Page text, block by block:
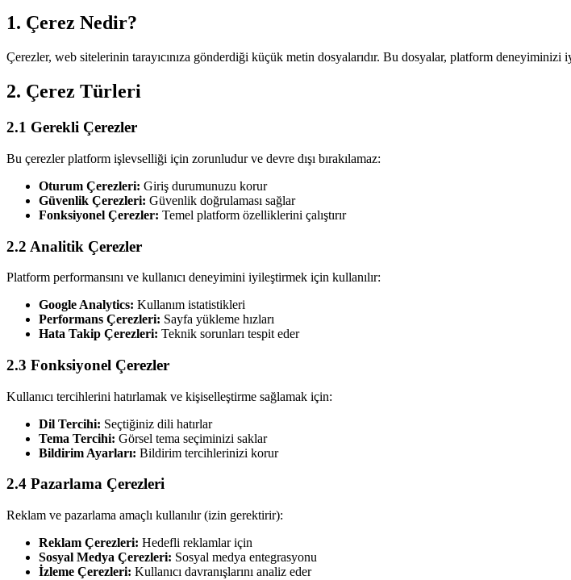
1. Çerez Nedir?
Çerezler, web sitelerinin tarayıcınıza gönderdiği küçük metin dosyalarıdır. Bu dosyalar, platform
2. Çerez Türleri
2.1 Gerekli Çerezler
Bu çerezler platform işlevselliği için zorunludur ve devre dışı bırakılamaz:
Oturum Çerezleri: Giriş durumunuzu korur
Güvenlik Çerezleri: Güvenlik doğrulaması sağlar
Fonksiyonel Çerezler: Temel platform özelliklerini çalıştırır
2.2 Analitik Çerezler
Platform performansını ve kullanıcı deneyimini iyileştirmek için kullanılır:
Google Analytics: Kullanım istatistikleri
Performans Çerezleri: Sayfa yükleme hızları
Hata Takip Çerezleri: Teknik sorunları tespit eder
2.3 Fonksiyonel Çerezler
Kullanıcı tercihlerini hatırlamak ve kişiselleştirme sağlamak için:
Dil Tercihi: Seçtiğiniz dili hatırlar
Tema Tercihi: Görsel tema seçiminizi saklar
Bildirim Ayarları: Bildirim tercihlerinizi korur
2.4 Pazarlama Çerezleri
Reklam ve pazarlama amaçlı kullanılır (izin gerektirir):
Reklam Çerezleri: Hedefli reklamlar için
Sosyal Medya Çerezleri: Sosyal medya entegrasyonu
İzleme Çerezleri: Kullanıcı davranışlarını analiz eder